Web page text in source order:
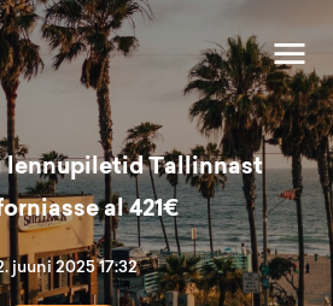
lennupiletid Tallinnast
al 421€
juuni 2025 17:32